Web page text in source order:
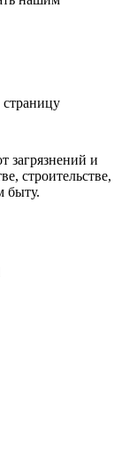
загрязнений и
строительстве,
быту.